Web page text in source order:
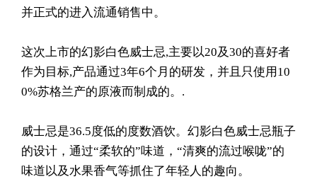
并正式的进入流通销售中。
这次上市的幻影白色威士忌,主要以20及30的喜好者
作为目标,产品通过3年6个月的研发，并且只使用10
0%苏格兰产的原液而制成的。.
威士忌是36.5度低的度数酒饮。幻影白色威士忌瓶子
的设计，通过“柔软的”味道，“清爽的流过喉咙”的
味道以及水果香气等抓住了年轻人的趣向。